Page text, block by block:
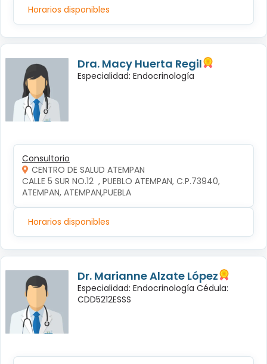
Horarios disponibles
Dra. Macy Huerta Regil
Especialidad: Endocrinología
Consultorio
CENTRO DE SALUD ATEMPAN
CALLE 5 SUR NO.12  , PUEBLO ATEMPAN, C.P.73940,
ATEMPAN, ATEMPAN,PUEBLA
Horarios disponibles
Dr. Marianne Alzate López
Especialidad: Endocrinología Cédula:
CDD5212ESSS